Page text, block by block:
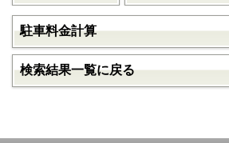
駐車料金計算
検索結果一覧に戻る